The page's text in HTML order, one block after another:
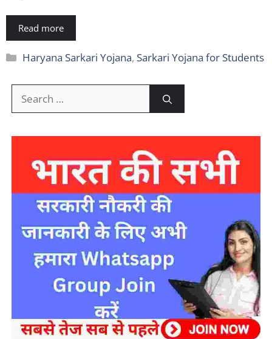
Read more
Categories
Haryana Sarkari Yojana, Sarkari Yojana for Students
for: